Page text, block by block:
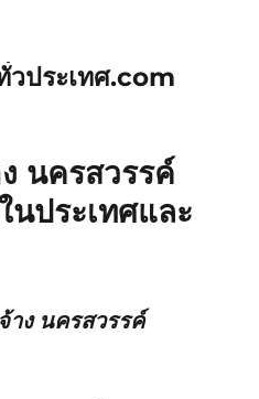
วประเทศ.com
นครสวรรค์
นประเทศและ
าง นครสวรรค์